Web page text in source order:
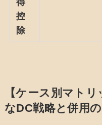
得
控
除
【ケース別マト
なDC戦略と併用